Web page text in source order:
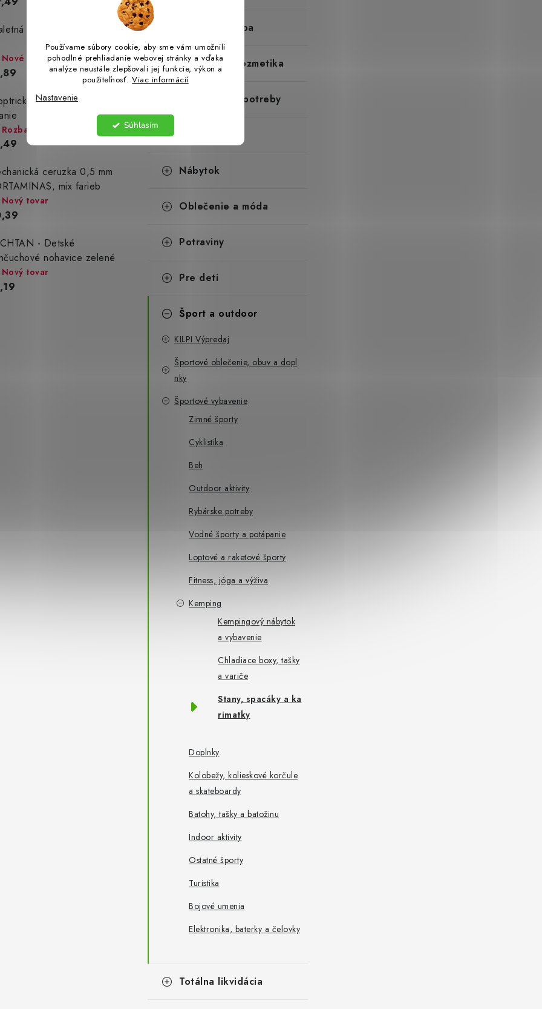
Používame súbory cookie, aby sme vám umožnili
pohodlné prehliadanie webovej stránky a vďaka
analýze neustále zlepšovali jej funkcie, výkon a
použiteľnosť.Viac informácií
Nastavenie
Súhlasím
voda pre mužov 35
Nové
červené okuliare na
Rozbaliev(n)o
ceruzka 0,5 mm
mix farieb
Nový tovar
- Detské
nohavice zelené
Nový tovar
Dielňa a stavba
Drogéria a kozmetika
Chovateľské potreby
Nábytok
Oblečenie a móda
Potraviny
Pre deti
Šport a outdoor
KILPI Výpredaj
Športové oblečenie, obuv a dopl
nky
Športové vybavenie
Zimné športy
Cyklistika
Beh
Outdoor aktivity
Rybárske potreby
Vodné športy a potápanie
Loptové a raketové športy
Fitness, jóga a výživa
Kemping
Kempingový nábytok
a vybavenie
Chladiace boxy, tašky
a variče
Stany, spacáky a ka
rimatky
Doplnky
Kolobežy, kolieskové korčule
a skateboardy
Batohy, tašky a batožinu
Indoor aktivity
Ostatné športy
Turistika
Bojové umenia
Elektronika, baterky a čelovky
Totálna likvidácia